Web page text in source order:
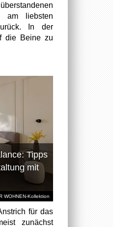
am liebsten
In der
die Beine zu
WOHNEN-Kollektion
Tipps
mit
für das
zunächst